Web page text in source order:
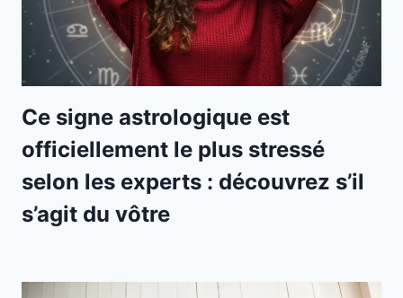
Ce signe astrologique est
officiellement le plus stressé
selon les experts : découvrez s’il
s’agit du vôtre